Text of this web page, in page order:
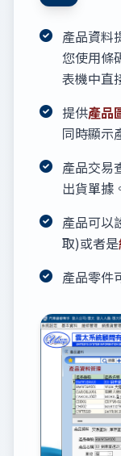
產品資料
您使用條
表機中直
提供產品
同時顯示
產品交易
出貨單據
產品可以
取)或者是
產品零件